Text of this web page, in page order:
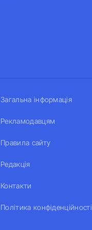
Загальна інформація
Рекламодавцям
Правила сайту
Редакція
Контакти
Політика конфіденційності